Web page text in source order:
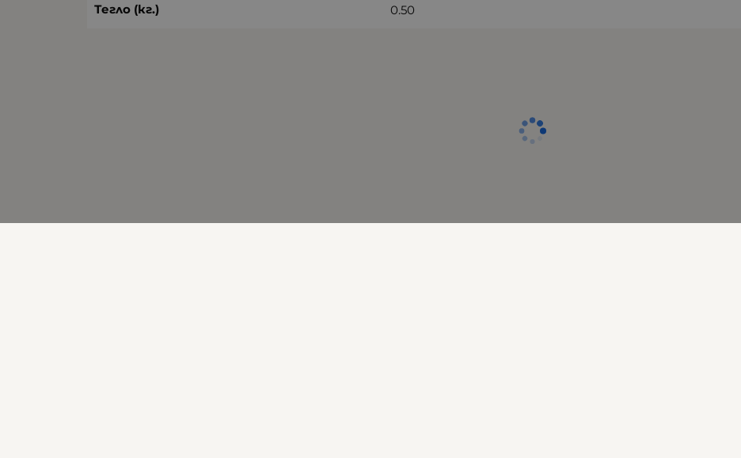
Тегло (кг.) 0.50